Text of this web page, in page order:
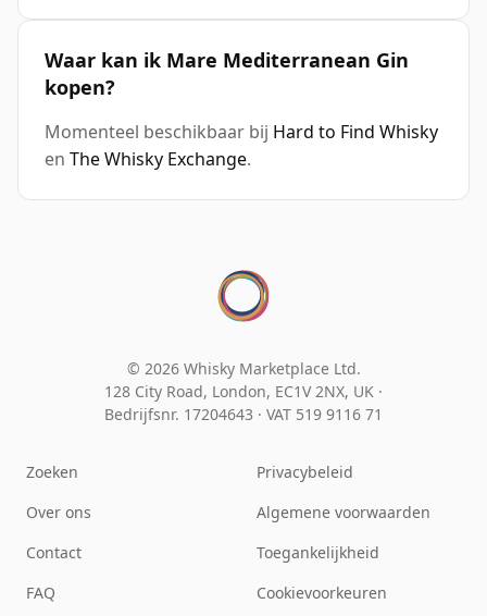
Waar kan ik Mare Mediterranean Gin
kopen?
Momenteel beschikbaar bij Hard to Find Whisky
en The Whisky Exchange.
© 2026 Whisky Marketplace Ltd.
128 City Road, London, EC1V 2NX, UK ·
Bedrijfsnr. 17204643 · VAT 519 9116 71
Zoeken
Over ons
Contact
FAQ
Privacybeleid
Algemene voorwaarden
Toegankelijkheid
Cookievoorkeuren